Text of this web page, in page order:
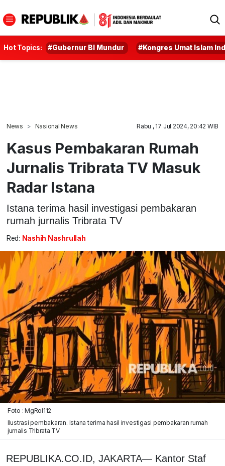
Hot Topics: #Gubernur BI Mundur #Kongres Umat Islam
News Nasional News Rabu , 17 Jul 2024, 20:42 WIB
Kasus Pembakaran Rumah
Jurnalis Tribrata TV Masuk
Radar Istana
Istana terima hasil investigasi pembakaran
rumah jurnalis Tribrata TV
Red: Nashih Nashrullah
Foto : MgRol112
Ilustrasi pembakaran. Istana terima hasil investigasi pembakaran rumah
jurnalis Tribrata TV
REPUBLIKA.CO.ID, JAKARTA— Kantor Staf